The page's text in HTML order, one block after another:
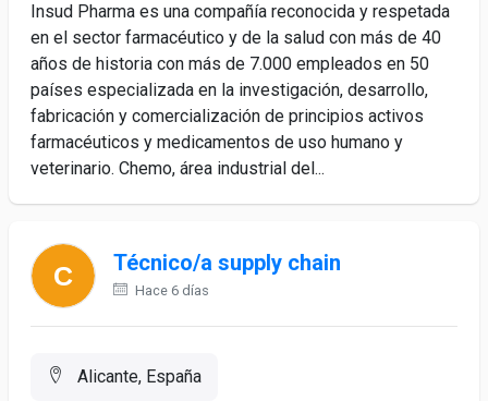
Insud Pharma es una compañía reconocida y respetada
en el sector farmacéutico y de la salud con más de 40
años de historia con más de 7.000 empleados en 50
países especializada en la investigación, desarrollo,
fabricación y comercialización de principios activos
farmacéuticos y medicamentos de uso humano y
veterinario. Chemo, área industrial del...
Técnico/a supply chain
Hace 6 días
Alicante, España